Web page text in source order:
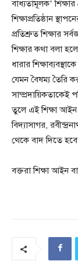
বাধ্যতামূলক’
শিক্ষাপ্রতিষ্ঠান
প্রতিশ্রুত শিক্ষার
শিক্ষার কথা বলা
ধারার
যেমন বৈষম্য তৈরি
সাম্প্রদায়িকতাকেই
তুলে এই শিক্ষা আইন
বিদ্যাসাগর,
থেকে বাদ দিতে
বক্তরা শিক্ষা আইন